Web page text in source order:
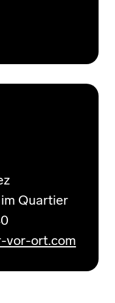
Quartier
vor-ort.com